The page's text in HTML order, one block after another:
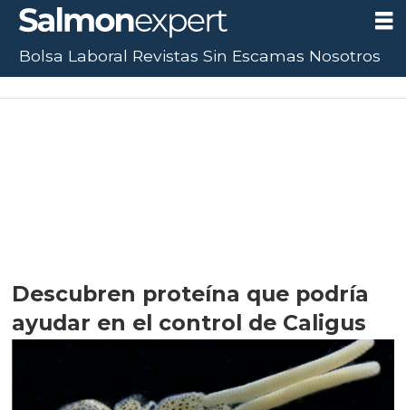
Descubren proteína que podría
ayudar en el control de Caligus
Bolsa Laboral Revistas Sin Escamas Nosotros